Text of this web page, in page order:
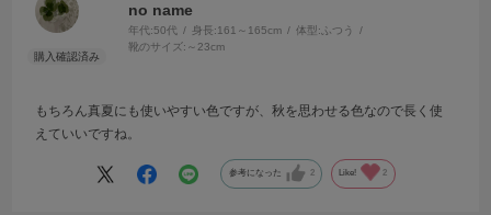
no name
年代:50代 身長:161～165cm 体型: ふつう
靴のサイズ: ～23cm
もちろん真夏にも使いやすい色ですが、秋を思わせる色なので長く使
えていいですね。
参考になった 2 Like! 2